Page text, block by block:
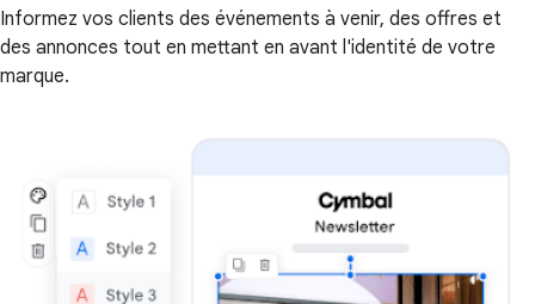
Informez vos clients des événements à venir, des offres et
des annonces tout en mettant en avant l'identité de votre
marque.